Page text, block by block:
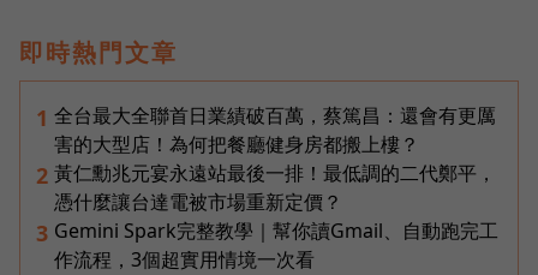
即時熱門文章
1 全台最大全聯首日業績破百萬，蔡篤昌：還會有更厲
害的大型店！為何把餐廳健身房都搬上樓？
2 黃仁勳兆元宴永遠站最後一排！最低調的二代鄭平，
憑什麼讓台達電被市場重新定價？
3 Gemini Spark完整教學｜幫你讀Gmail、自動跑完工
作流程，3個超實用情境一次看